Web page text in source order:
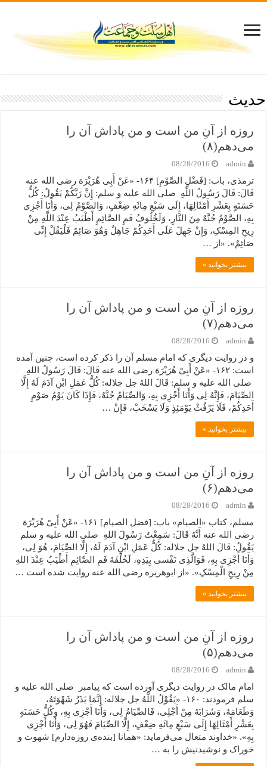
حدیث
روزه از آنِ من است و من پاداش آن را
می‌دهم(۸)
admin
08/28/2016
ترمذی، باب: [فَضْلِ الصَّوْمِ] ۱۶۴- «عَنْ أَبِی هُرَیْرَهَ رضی الله عنه
قَالَ: قَالَ رَسُولُ اللَّهِ صلی الله علیه و سلم: إِنَّ رَبَّکُمْ یَقُولُ: کُلُّ
حَسَنَهٍ بِعَشْرِ أَمْثَالِهَا، إِلَى سَبْعِ مِائَهِ ضِعْفٍ، وَالصَّوْمُ لِی، وَأَنَا أَجْزِی
بِهِ، الصَّوْمُ جُنَّهٌ مِنَ النَّارِ، وَلَخُلُوفُ فَمِ الصَّائِمِ أَطْیَبُ عِنْدَ اللَّهِ مِنْ
رِیحِ المِسْکِ، وَإِنْ جَهِلَ عَلَى أَحَدِکُمْ جَاهِلٌ وَهُوَ صَائِمٌ فَلْیَقُلْ إِنِّی
صَائِمٌ». «از …
بیشتر بخوانید »
روزه از آنِ من است و من پاداش آن را
می‌دهم(۷)
admin
08/28/2016
و در روایت دیگری که امام مسلم آن را ذکر کرده است، چنین آمده
است: ۱۶۲- «عَنْ أَبِیْ هُرَیْرَهَ رضی الله عنه قَالَ: قَالَ رَسُولُ اللهِ
صلی الله علیه و سلم: قَالَ اللهُ جل جلاله: کُلُّ عَمَلِ ابْنِ آدَمَ لَهُ إِلَّا
الصِّیَامَ، فَإِنَّهُ لِی وَأَنَا أَجْزِی بِهِ، وَالصِّیَامُ جُنَّهٌ، فَإِذَا کَانَ یَوْمُ صَوْمِ
أَحَدِکُمْ، فَلَا یَرْفُثْ یَوْمَئِذٍ وَلَا یَسْخَبْ، فَإِنْ …
بیشتر بخوانید »
روزه از آنِ من است و من پاداش آن را
می‌دهم(۶)
admin
08/28/2016
مسلم، کتاب «الصیام» باب: [فضل الصیام] ۱۶۱- «عَنْ أَبِیْ هُرَیْرَهَ
رضی الله عنه أَنَّهُ قَالَ: سَمِعْتُ رَسُولَ اللهِ صلی الله علیه و سلم
یَقُولُ: قَالَ اللهُ جل جلاله: کُلُّ عَمَلِ ابْنِ آدَمَ لَهُ، إِلَّا الصِّیَامَ، هُوَ لِی،
وَأَنَا أَجْزِی بِهِ، فَوَالَّذِی نَفْسی بِیَدِهِ، لَخُلْفَهُ فَمِ الصَّائِمِ أَطْیَبُ عِنْدَ اللهِ
مِنْ رِیحِ الْمِسْکِ». «از ابوهریره رضی الله عنه روایت شده است …
بیشتر بخوانید »
روزه از آنِ من است و من پاداش آن را
می‌دهم(۵)
admin
08/28/2016
امام مالک در روایت دیگری آورده است که پیامبر صلی الله علیه و
سلم فرمودند: ۱۶۰- «یَقُوْلُ اللَّهُ جل جلاله: إِنَّمَا یَذَرُ شَهْوَتَهُ،
وَطَعَامَهُ، وَشَرَابَهُ مِنْ أَجْلِی، فَالصِّیَامُ لِی، وَأَنَا أَجْزِی بِهِ، وکُلُّ حَسَنَهٍ
بِعَشْرِ أَمْثَالِهَا إِلَى سَبْعِ مِائَهِ ضِعْفٍ، إِلَّا الصِّیَامَ فَهُوَ لِی، وَأَنَا أَجْزِی
بِهِ». «خداوند متعال می‌فرماید: «همانا [بنده‌ی روزه‌دارم] شهوت و
خوراک و نوشیدنیش را به …